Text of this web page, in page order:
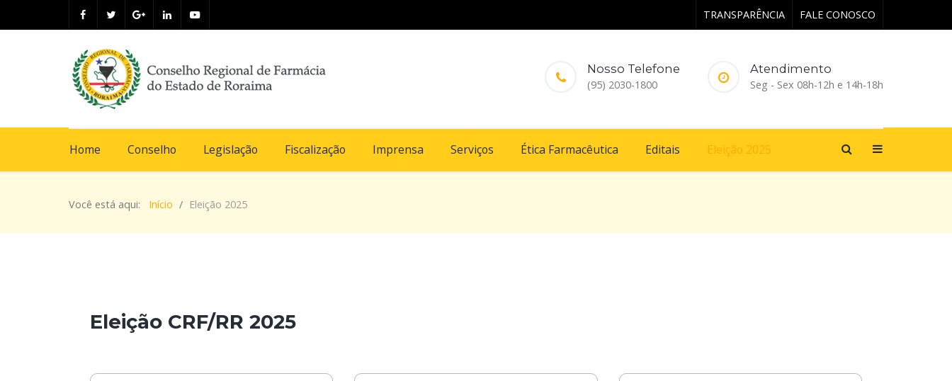
TRANSPARÊNCIA FALE CONOSCO
Nosso Telefone
(95) 2030-1800
Atendimento
Seg - Sex 08h-12h e 14h-18h
Home Conselho Legislação Fiscalização Imprensa Serviços Ética Farmacêutica Editais Eleição 2025
Você está aqui: Início Eleição 2025
Eleição CRF/RR 2025